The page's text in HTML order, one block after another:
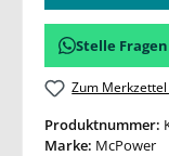
Stelle
Zum
Produktnummer:
Marke: McPower